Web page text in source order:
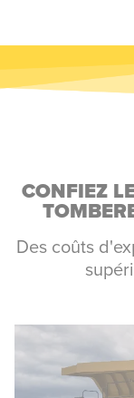
CONFIEZ
Des coûts